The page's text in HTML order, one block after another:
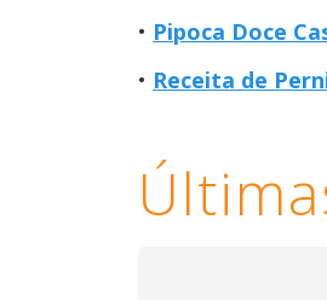
Pipoca Doce
Receita de